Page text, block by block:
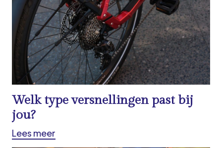
Welk type versnellingen past bij
jou?
Lees meer